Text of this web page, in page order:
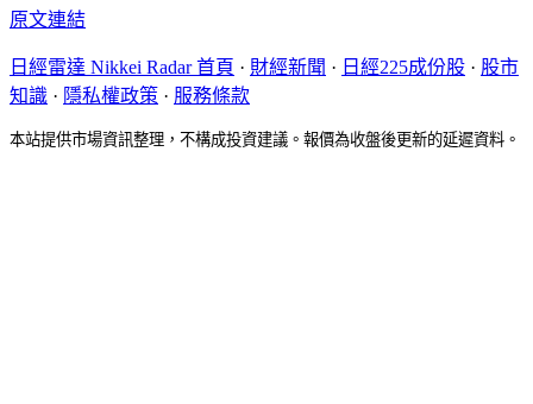
原文連結
日經雷達 Nikkei Radar 首頁 · 財經新聞 · 日經225成份股 · 股市
知識 · 隱私權政策 · 服務條款
本站提供市場資訊整理，不構成投資建議。報價為收盤後更新的延遲資料。